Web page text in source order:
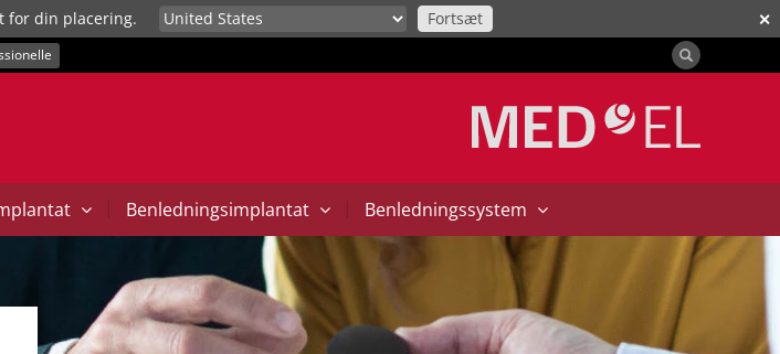
✕
for din placering. Fortsæt
| Benledningsimplantat | Benledningssystem